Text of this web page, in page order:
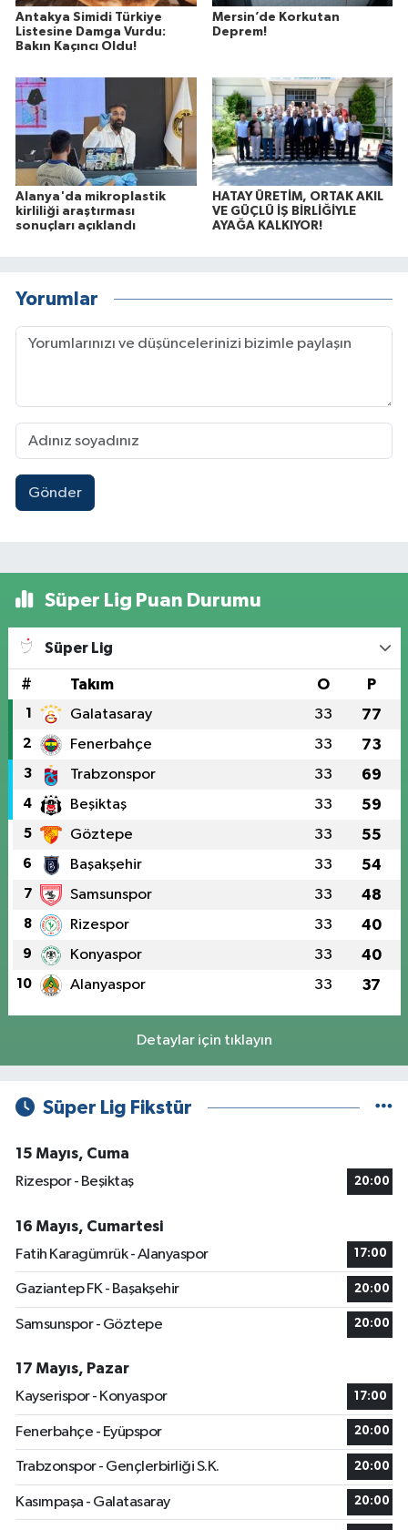
Antakya Simidi Türkiye
Listesine Damga Vurdu:
Bakın Kaçıncı Oldu!
Mersin’de Korkutan
Deprem!
Alanya'da mikroplastik
kirliliği araştırması
sonuçları açıklandı
HATAY ÜRETİM, ORTAK AKIL
VE GÜÇLÜ İŞ BİRLİĞİYLE
AYAĞA KALKIYOR!
Yorumlar
Gönder
Süper Lig Puan Durumu
Süper Lig
# Takım O P
1 Galatasaray 33 77
2 Fenerbahçe 33 73
3 Trabzonspor 33 69
4 Beşiktaş 33 59
5 Göztepe 33 55
6 Başakşehir 33 54
7 Samsunspor 33 48
8 Rizespor 33 40
9 Konyaspor 33 40
10 Alanyaspor 33 37
Detaylar için tıklayın
Süper Lig Fikstür
15 Mayıs, Cuma
Rizespor - Beşiktaş
20:00
16 Mayıs, Cumartesi
Fatih Karagümrük - Alanyaspor
17:00
Gaziantep FK - Başakşehir 20:00
Samsunspor - Göztepe 20:00
17 Mayıs, Pazar
Kayserispor - Konyaspor
17:00
Fenerbahçe - Eyüpspor 20:00
Trabzonspor - Gençlerbirliği S.K. 20:00
Kasımpaşa - Galatasaray 20:00